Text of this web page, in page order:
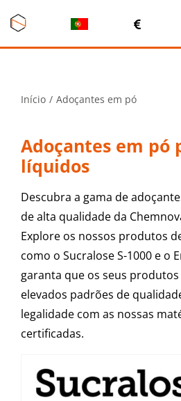
content
Início Adoçantes em pó
Adoçantes em pó
líquidos
Descubra a gama de
de alta qualidade da
Explore os nossos produtos
como o Sucralose S-1000 e o
garanta que os seus
elevados padrões de
legalidade com as nossas
certificadas.